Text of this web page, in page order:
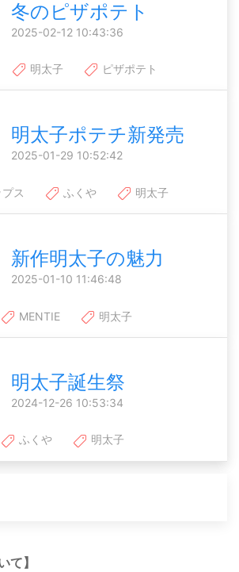
冬のピザポテト
2025-02-12 10:43:36
明太子 ピザポテト
明太子ポテチ新発売
2025-01-29 10:52:42
ス ふくや 明太子
新作明太子の魅力
2025-01-10 11:46:48
MENTIE 明太子
明太子誕生祭
2024-12-26 10:53:34
ふくや 明太子
て】